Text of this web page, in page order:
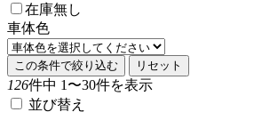
在庫無し
車体色
この条件で絞り込む リセット
126件中 1〜30件を表示
並び替え